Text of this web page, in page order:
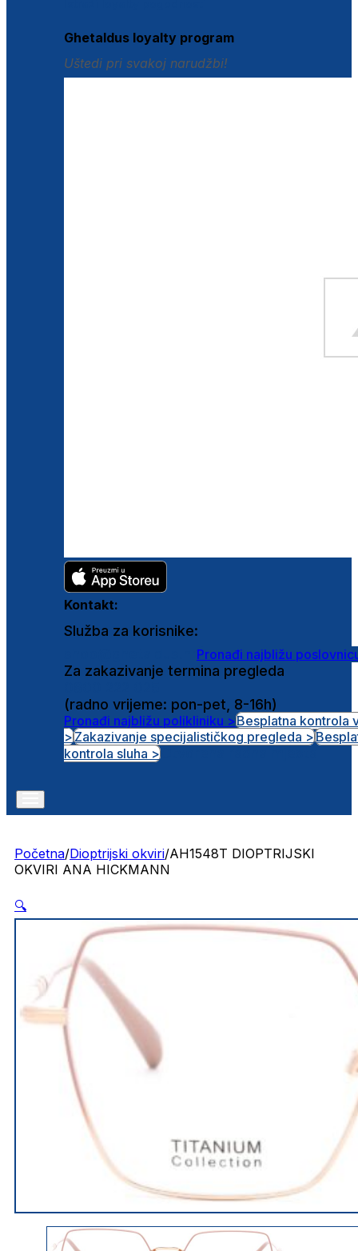
Ghetaldus loyalty program
Uštedi pri svakoj narudžbi!
Kontakt:
Služba za korisnike:
Pronađi najbližu
Za zakazivanje termina pregleda
(radno vrijeme: pon-pet, 8-16h)
Pronađi najbližu polikliniku >Besplatna kontrola
>Zakazivanje specijalističkog pregleda >
kontrola sluha >
Početna/Dioptrijski okviri/AH1548T DIOPTRIJSKI
OKVIRI ANA HICKMANN
🔍